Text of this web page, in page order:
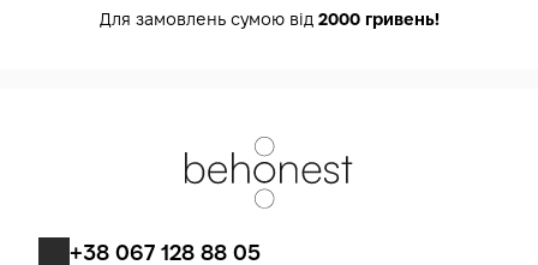
Для замовлень сумою від 2000 гривень!
+38 067 128 88 05